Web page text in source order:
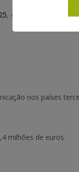
, o IFAP procedeu
nos países
milhões de euros